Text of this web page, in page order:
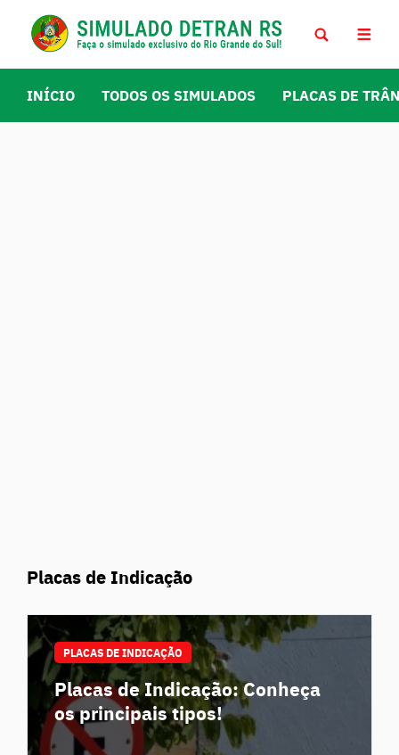
INÍCIO TODOS OS SIMULADOS PLACAS DE
Placas de Indicação
PLACAS DE INDICAÇÃO
Placas de Indicação: Conheça
os principais tipos!